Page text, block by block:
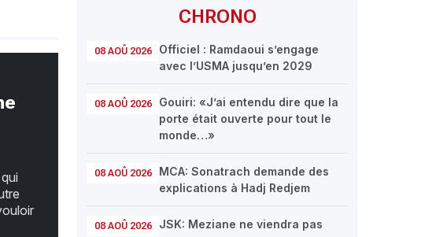
CHRONO
08 AOÛ 2026
Officiel : Ramdaoui s’engage
avec l’USMA jusqu’en 2029
08 AOÛ 2026
Gouiri: «J’ai entendu dire que la
porte était ouverte pour tout le
monde…»
08 AOÛ 2026
MCA: Sonatrach demande des
explications à Hadj Redjem
08 AOÛ 2026 JSK: Meziane ne viendra pas